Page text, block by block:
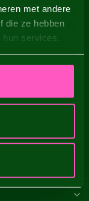
met andere
die ze hebben
services.